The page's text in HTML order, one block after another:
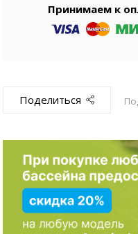
Принимаем к
Поделиться